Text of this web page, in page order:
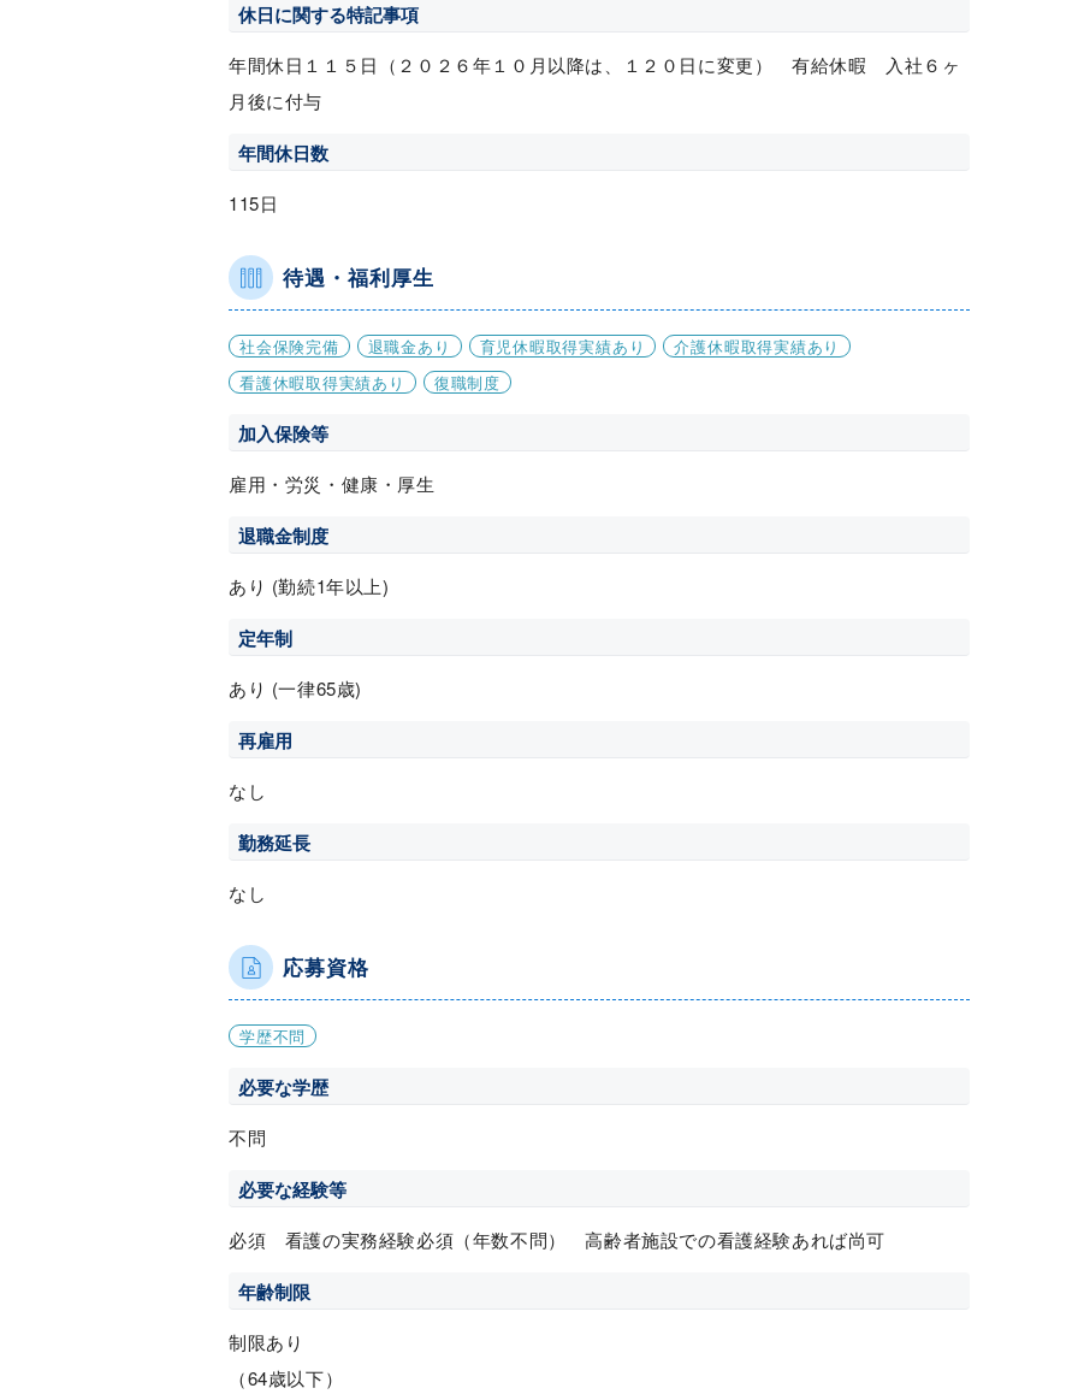
休日に関する特記事項
年間休日１１５日（２０２６年１０月以降は、１２０日に変更） 有給休暇 入社６ヶ
月後に付与
年間休日数
115日
待遇・福利厚生
社会保険完備 退職金あり 育児休暇取得実績あり
介護休暇取得実績あり
看護休暇取得実績あり
復職制度
加入保険等
雇用・労災・健康・厚生
退職金制度
あり (勤続1年以上)
定年制
あり (一律65歳)
再雇用
なし
勤務延長
なし
応募資格
学歴不問
必要な学歴
不問
必要な経験等
必須 看護の実務経験必須（年数不問） 高齢者施設での看護経験あれば尚可
年齢制限
制限あり
（64歳以下）